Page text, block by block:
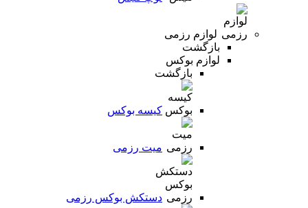
لوازم رزمی
بازگشت
لوازم بوکس
بازگشت
کیسه بوکس
میت رزمی
دستکش بوکس رزمی